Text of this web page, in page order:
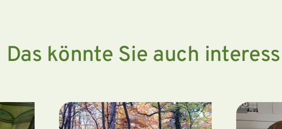
Das könnte Sie auch